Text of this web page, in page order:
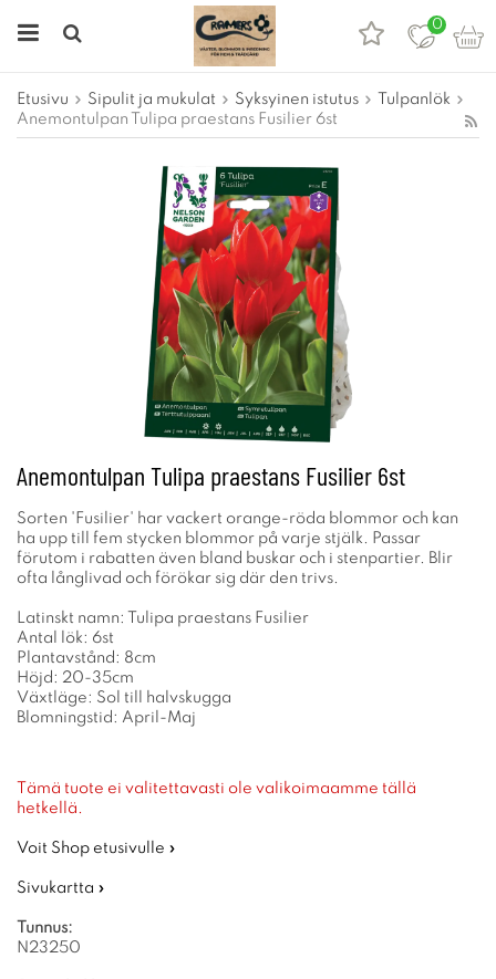
0
Etusivu Sipulit ja mukulat Syksyinen istutus
Tulpanlök
Anemontulpan Tulipa praestans Fusilier 6st
Anemontulpan Tulipa praestans Fusilier 6st
Sorten 'Fusilier' har vackert orange-röda blommor och kan
ha upp till fem stycken blommor på varje stjälk. Passar
förutom i rabatten även bland buskar och i stenpartier. Blir
ofta långlivad och förökar sig där den trivs.
Latinskt namn: Tulipa praestans Fusilier
Antal lök: 6st
Plantavstånd: 8cm
Höjd: 20-35cm
Växtläge: Sol till halvskugga
Blomningstid: April-Maj
Tämä tuote ei valitettavasti ole valikoimaamme tällä
hetkellä.
Voit Shop etusivulle »
Sivukartta »
Tunnus:
N23250